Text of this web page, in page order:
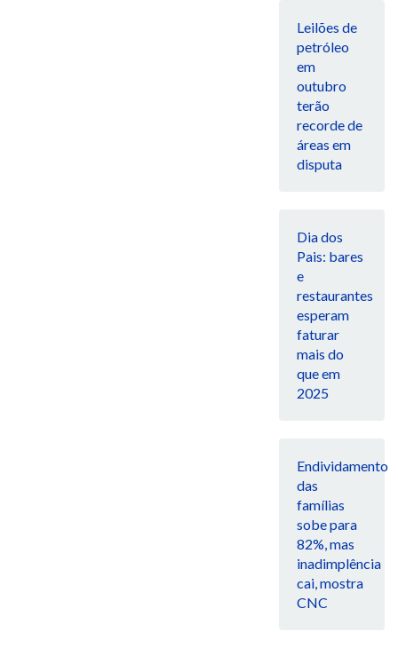
Leilões de
petróleo
em
outubro
terão
recorde de
áreas em
disputa
Dia dos
Pais: bares
e
restaurantes
esperam
faturar
mais do
que em
2025
Endividamento
das
famílias
sobe para
82%, mas
inadimplência
cai, mostra
CNC